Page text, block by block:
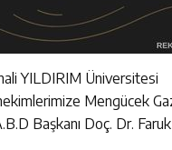
YILDIRIM Üniversitesi
Mengücek
Başkanı Doç. Dr. Faruk